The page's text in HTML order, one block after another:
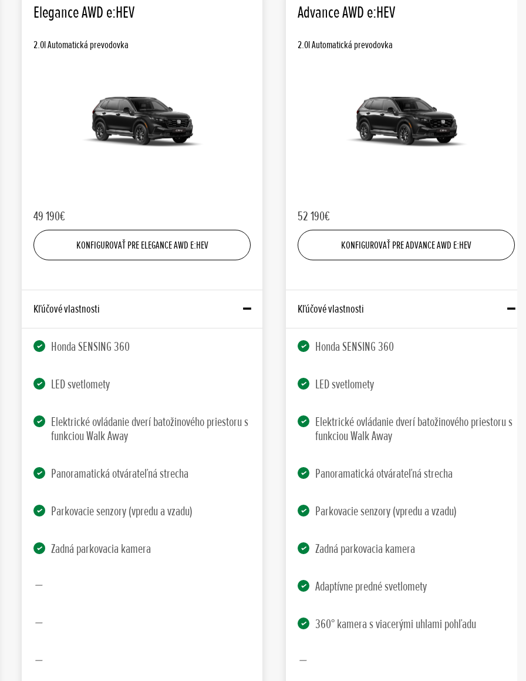
Elegance AWD e:HEV
2.0l Automatická prevodovka
49 190€
KONFIGUROVAŤ PRE ELEGANCE AWD E:HEV
Kľúčové vlastnosti
Honda SENSING 360
LED svetlomety
Elektrické ovládanie dverí batožinového priestoru s
funkciou Walk Away
Panoramatická otvárateľná strecha
Parkovacie senzory (vpredu a vzadu)
Zadná parkovacia kamera
Advance AWD e:HEV
2.0l Automatická prevodovka
52 190€
KONFIGUROVAŤ PRE ADVANCE AWD E:HEV
Kľúčové vlastnosti
Honda SENSING 360
LED svetlomety
Elektrické ovládanie dverí batožinového priestoru s
funkciou Walk Away
Panoramatická otvárateľná strecha
Parkovacie senzory (vpredu a vzadu)
Zadná parkovacia kamera
Adaptívne predné svetlomety
360° kamera s viacerými uhlami pohľadu